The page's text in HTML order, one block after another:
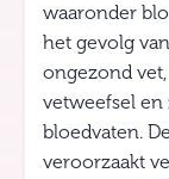
waaronder
het gevolg
ongezond
vetweefsel
bloedvaten.
veroorzaakt